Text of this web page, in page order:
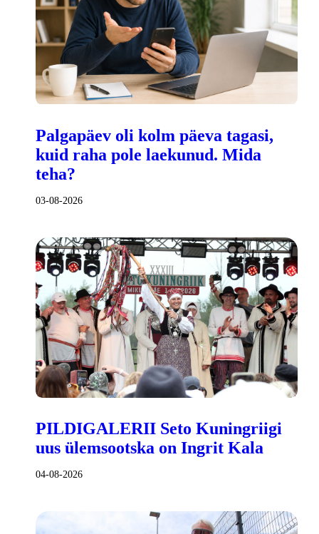
Palgapäev oli kolm päeva tagasi,
kuid raha pole laekunud. Mida
teha?
03-08-2026
PILDIGALERII Seto Kuningriigi
uus ülemsootska on Ingrit Kala
04-08-2026